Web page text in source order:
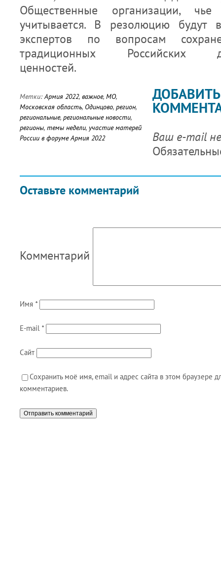
Общественные организации,
учитывается. В резолюцию будут
экспертов по вопросам
традиционных Российских
ценностей.
Метки:Армия 2022, важное, МО,
Московская область, Одинцово, регион,
региональные, региональные новости,
регионы, темы недели, участие матерей
России в форуме Армия 2022
Оставьте комментарий
ДОБАВИТЬ
Ваш e-mail
Комментарий
Имя *
E-mail *
Сайт
Сохранить моё имя, email и адрес сайта в этом браузере
комментариев.